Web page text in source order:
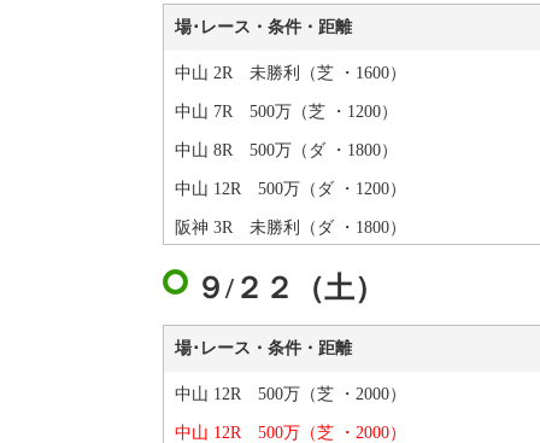
場･レース・条件・距離
中山 2R 未勝利（芝 ・1600）
中山 7R 500万（芝 ・1200）
中山 8R 500万（ダ ・1800）
中山 12R 500万（ダ ・1200）
阪神 3R 未勝利（ダ ・1800）
９/２２（土）
場･レース・条件・距離
中山 12R 500万（芝 ・2000）
中山 12R 500万（芝 ・2000）